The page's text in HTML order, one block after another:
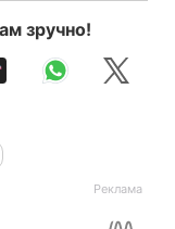
зручно!